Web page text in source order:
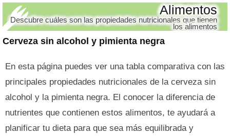
Cerveza sin alcohol y pimienta negra
Alimentos
Descubre cuáles son las propiedades nutricionales que tienen
los alimentos
En esta página puedes ver una tabla comparativa con las
principales propiedades nutricionales de la cerveza sin
alcohol y la pimienta negra. El conocer la diferencia de
nutrientes que contienen estos alimentos, te ayudará a
planificar tu dieta para que sea más equilibrada y